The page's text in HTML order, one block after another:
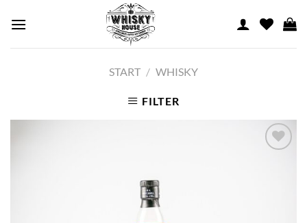
START / WHISKY
FILTER